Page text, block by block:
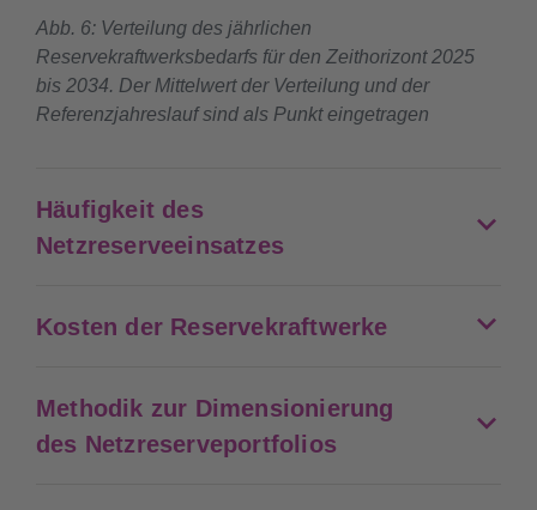
Abb. 6: Verteilung des jährlichen
Reservekraftwerksbedarfs für den Zeithorizont 2025
bis 2034. Der Mittelwert der Verteilung und der
Referenzjahreslauf sind als Punkt eingetragen
Häufigkeit des
Netzreserveeinsatzes
Kosten der Reservekraftwerke
Methodik zur Dimensionierung
des Netzreserveportfolios